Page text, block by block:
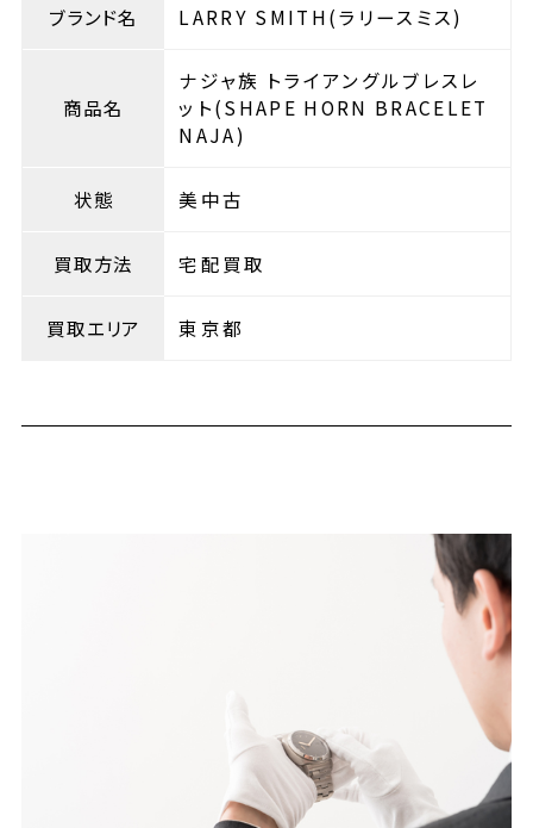
ブランド名 LARRY SMITH(ラリースミス)
商品名
ナジャ族 トライアングルブレスレ
ット(SHAPE HORN BRACELET
NAJA)
状態 美中古
買取方法 宅配買取
買取エリア 東京都